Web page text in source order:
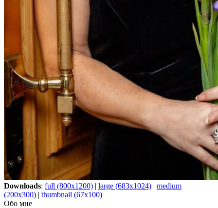
Downloads: full (800x1200) | large (683x1024) | medium
(200x300) | thumbnail (67x100)
Обо мне